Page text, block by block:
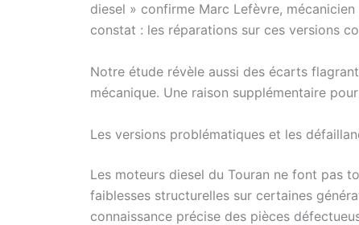
diesel » confirme Marc Lefèvre,
constat : les réparations sur ces versions
Notre étude révèle aussi des écarts
mécanique. Une raison supplémentaire
Les versions problématiques et les
Les moteurs diesel du Touran ne font pas
faiblesses structurelles sur certaines
connaissance précise des pièces